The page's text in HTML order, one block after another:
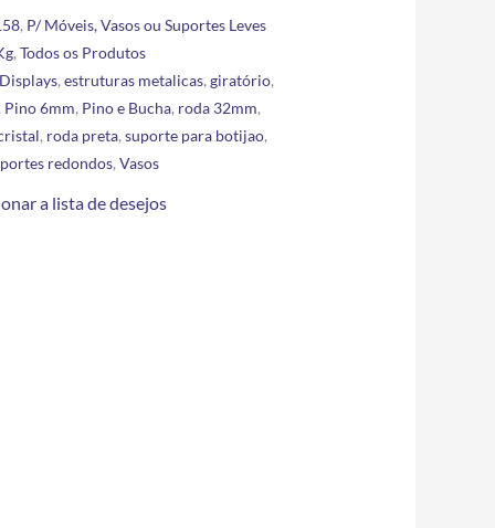
, P/ Móveis, Vasos ou Suportes Leves
,Todos os Produtos
Displays,estruturas metalicas,giratório,
Pino 6mm, Pino e Bucha, roda 32mm,
, roda preta,suporte para botijao,
redondos,Vasos
a lista de desejos